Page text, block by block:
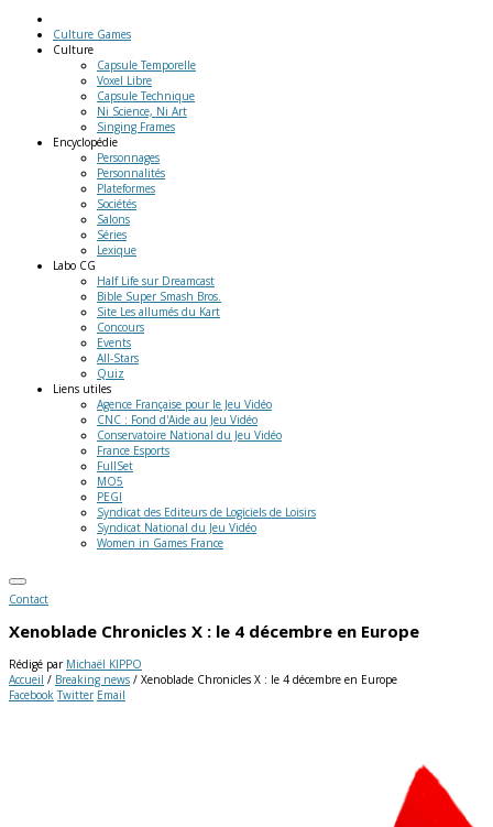
Culture Games
Culture
Capsule Temporelle
Voxel Libre
Capsule Technique
Ni Science, Ni Art
Singing Frames
Encyclopédie
Personnages
Personnalités
Plateformes
Sociétés
Salons
Séries
Lexique
Labo CG
Half Life sur Dreamcast
Bible Super Smash Bros.
Site Les allumés du Kart
Concours
Events
All-Stars
Quiz
Liens utiles
Agence Française pour le Jeu Vidéo
CNC : Fond d'Aide au Jeu Vidéo
Conservatoire National du Jeu Vidéo
France Esports
FullSet
MO5
PEGI
Syndicat des Editeurs de Logiciels de Loisirs
Syndicat National du Jeu Vidéo
Women in Games France
Contact
Xenoblade Chronicles X : le 4 décembre en Europe
Rédigé par Michaël KIPPO
Accueil / Breaking news / Xenoblade Chronicles X : le 4 décembre en Europe
Facebook Twitter Email